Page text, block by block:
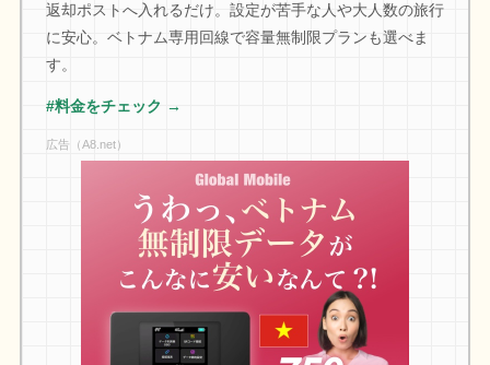
返却ポストへ入れるだけ。設定が苦手な人や大人数の旅行
に安心。ベトナム専用回線で容量無制限プランも選べま
す。
#料金をチェック →
広告（A8.net）